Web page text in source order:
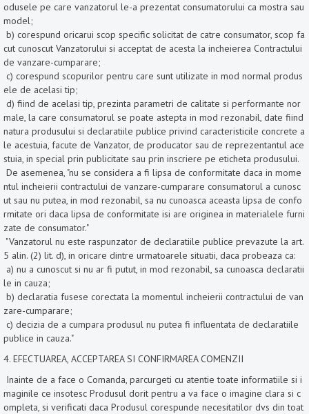
odusele pe care vanzatorul le-a prezentat consumatorului ca mostra sau
model;
b) corespund oricarui scop specific solicitat de catre consumator, scop fa
cut cunoscut Vanzatorului si acceptat de acesta la incheierea Contractului
de vanzare-cumparare;
c) corespund scopurilor pentru care sunt utilizate in mod normal produs
ele de acelasi tip;
d) fiind de acelasi tip, prezinta parametri de calitate si performante nor
male, la care consumatorul se poate astepta in mod rezonabil, date fiind
natura produsului si declaratiile publice privind caracteristicile concrete a
le acestuia, facute de Vanzator, de producator sau de reprezentantul ace
stuia, in special prin publicitate sau prin inscriere pe eticheta produsului.
De asemenea, "nu se considera a fi lipsa de conformitate daca in mome
ntul incheierii contractului de vanzare-cumparare consumatorul a cunosc
ut sau nu putea, in mod rezonabil, sa nu cunoasca aceasta lipsa de confo
rmitate ori daca lipsa de conformitate isi are originea in materialele furni
zate de consumator."
"Vanzatorul nu este raspunzator de declaratiile publice prevazute la art.
5 alin. (2) lit. d), in oricare dintre urmatoarele situatii, daca probeaza ca:
a) nu a cunoscut si nu ar fi putut, in mod rezonabil, sa cunoasca declaratii
le in cauza;
b) declaratia fusese corectata la momentul incheierii contractului de van
zare-cumparare;
c) decizia de a cumpara produsul nu putea fi influentata de declaratiile
publice in cauza."
4. EFECTUAREA, ACCEPTAREA SI CONFIRMAREA COMENZII
Inainte de a face o Comanda, parcurgeti cu atentie toate informatiile si i
maginile ce insotesc Produsul dorit pentru a va face o imagine clara si c
ompleta, si verificati daca Produsul corespunde necesitatilor dvs din toat